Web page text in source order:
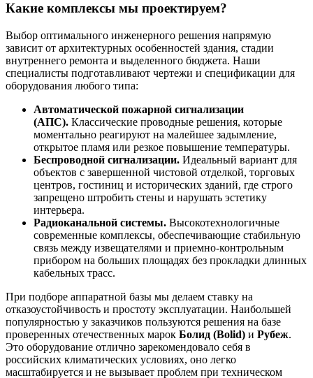
Какие комплексы мы проектируем?
Выбор оптимального инженерного решения напрямую
зависит от архитектурных особенностей здания, стадии
внутреннего ремонта и выделенного бюджета. Наши
специалисты подготавливают чертежи и спецификации для
оборудования любого типа:
Автоматической пожарной сигнализации
(АПС). Классические проводные решения, которые
моментально реагируют на малейшее задымление,
открытое пламя или резкое повышение температуры.
Беспроводной сигнализации. Идеальный вариант для
объектов с завершенной чистовой отделкой, торговых
центров, гостиниц и исторических зданий, где строго
запрещено штробить стены и нарушать эстетику
интерьера.
Радиоканальной системы. Высокотехнологичные
современные комплексы, обеспечивающие стабильную
связь между извещателями и приемно-контрольным
прибором на больших площадях без прокладки длинных
кабельных трасс.
При подборе аппаратной базы мы делаем ставку на
отказоустойчивость и простоту эксплуатации. Наибольшей
популярностью у заказчиков пользуются решения на базе
проверенных отечественных марок Болид (Bolid) и Рубеж.
Это оборудование отлично зарекомендовало себя в
российских климатических условиях, оно легко
масштабируется и не вызывает проблем при техническом